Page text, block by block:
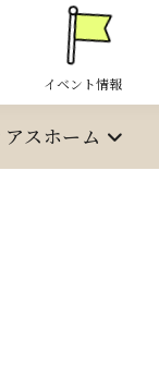
イベント情報
アスホーム